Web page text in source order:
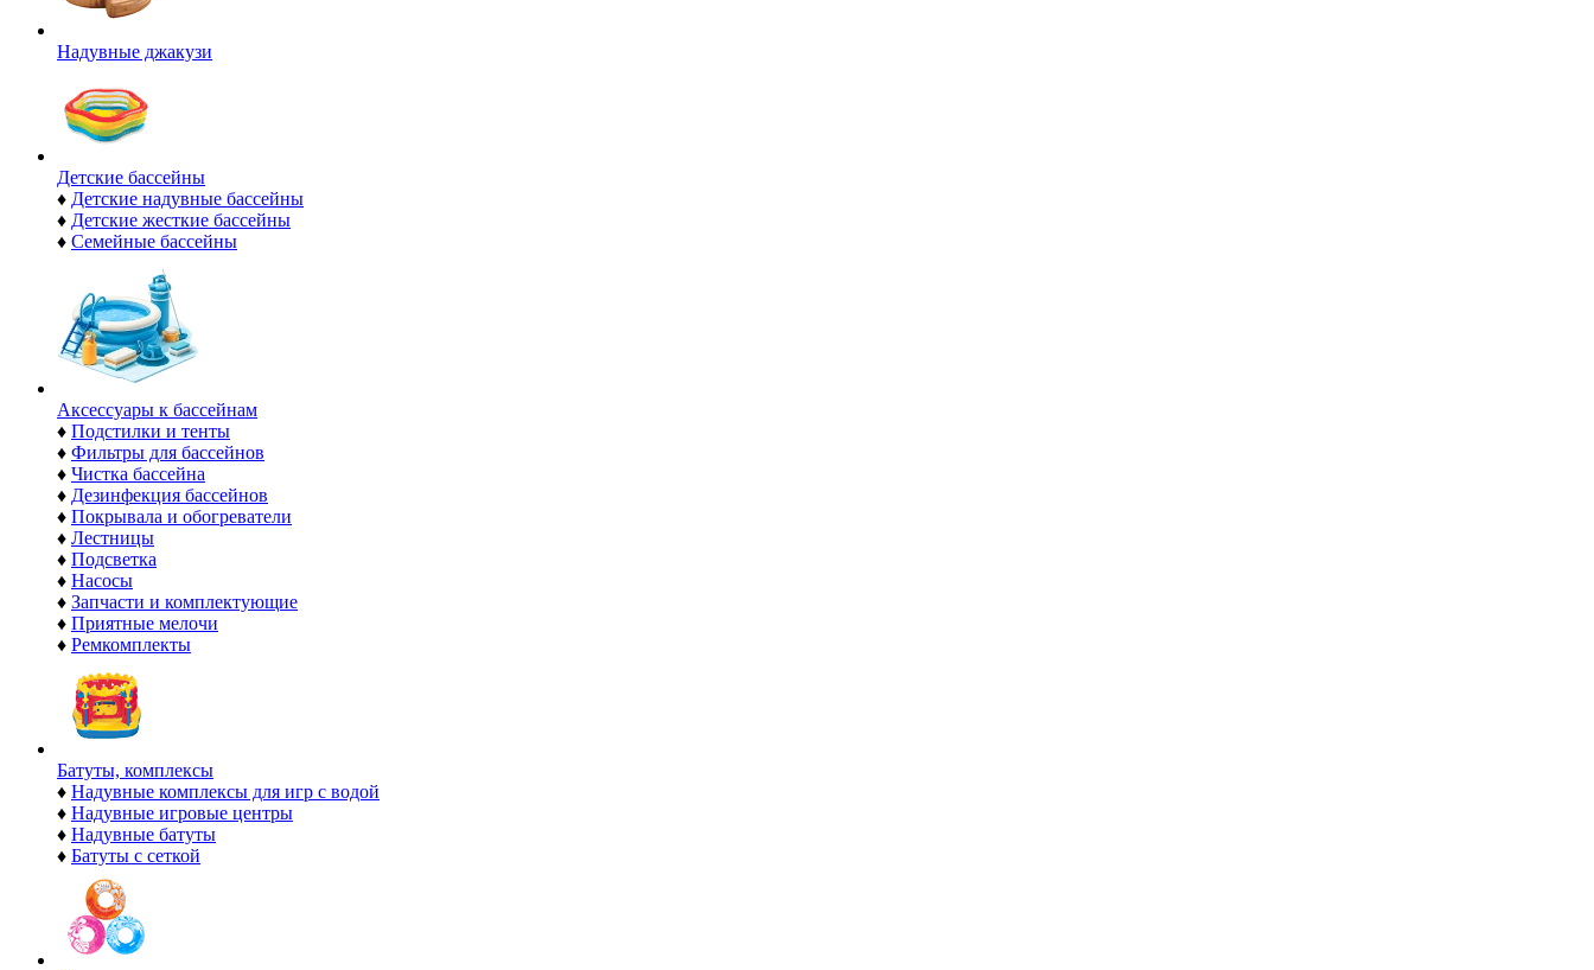
Надувные джакузи
Детские бассейны
♦ Детские надувные бассейны
♦ Детские жесткие бассейны
♦ Семейные бассейны
Аксессуары к бассейнам
♦ Подстилки и тенты
♦ Фильтры для бассейнов
♦ Чистка бассейна
♦ Дезинфекция бассейнов
♦ Покрывала и обогреватели
♦ Лестницы
♦ Подсветка
♦ Насосы
♦ Запчасти и комплектующие
♦ Приятные мелочи
♦ Ремкомплекты
Батуты, комплексы
♦ Надувные комплексы для игр с водой
♦ Надувные игровые центры
♦ Надувные батуты
♦ Батуты с сеткой